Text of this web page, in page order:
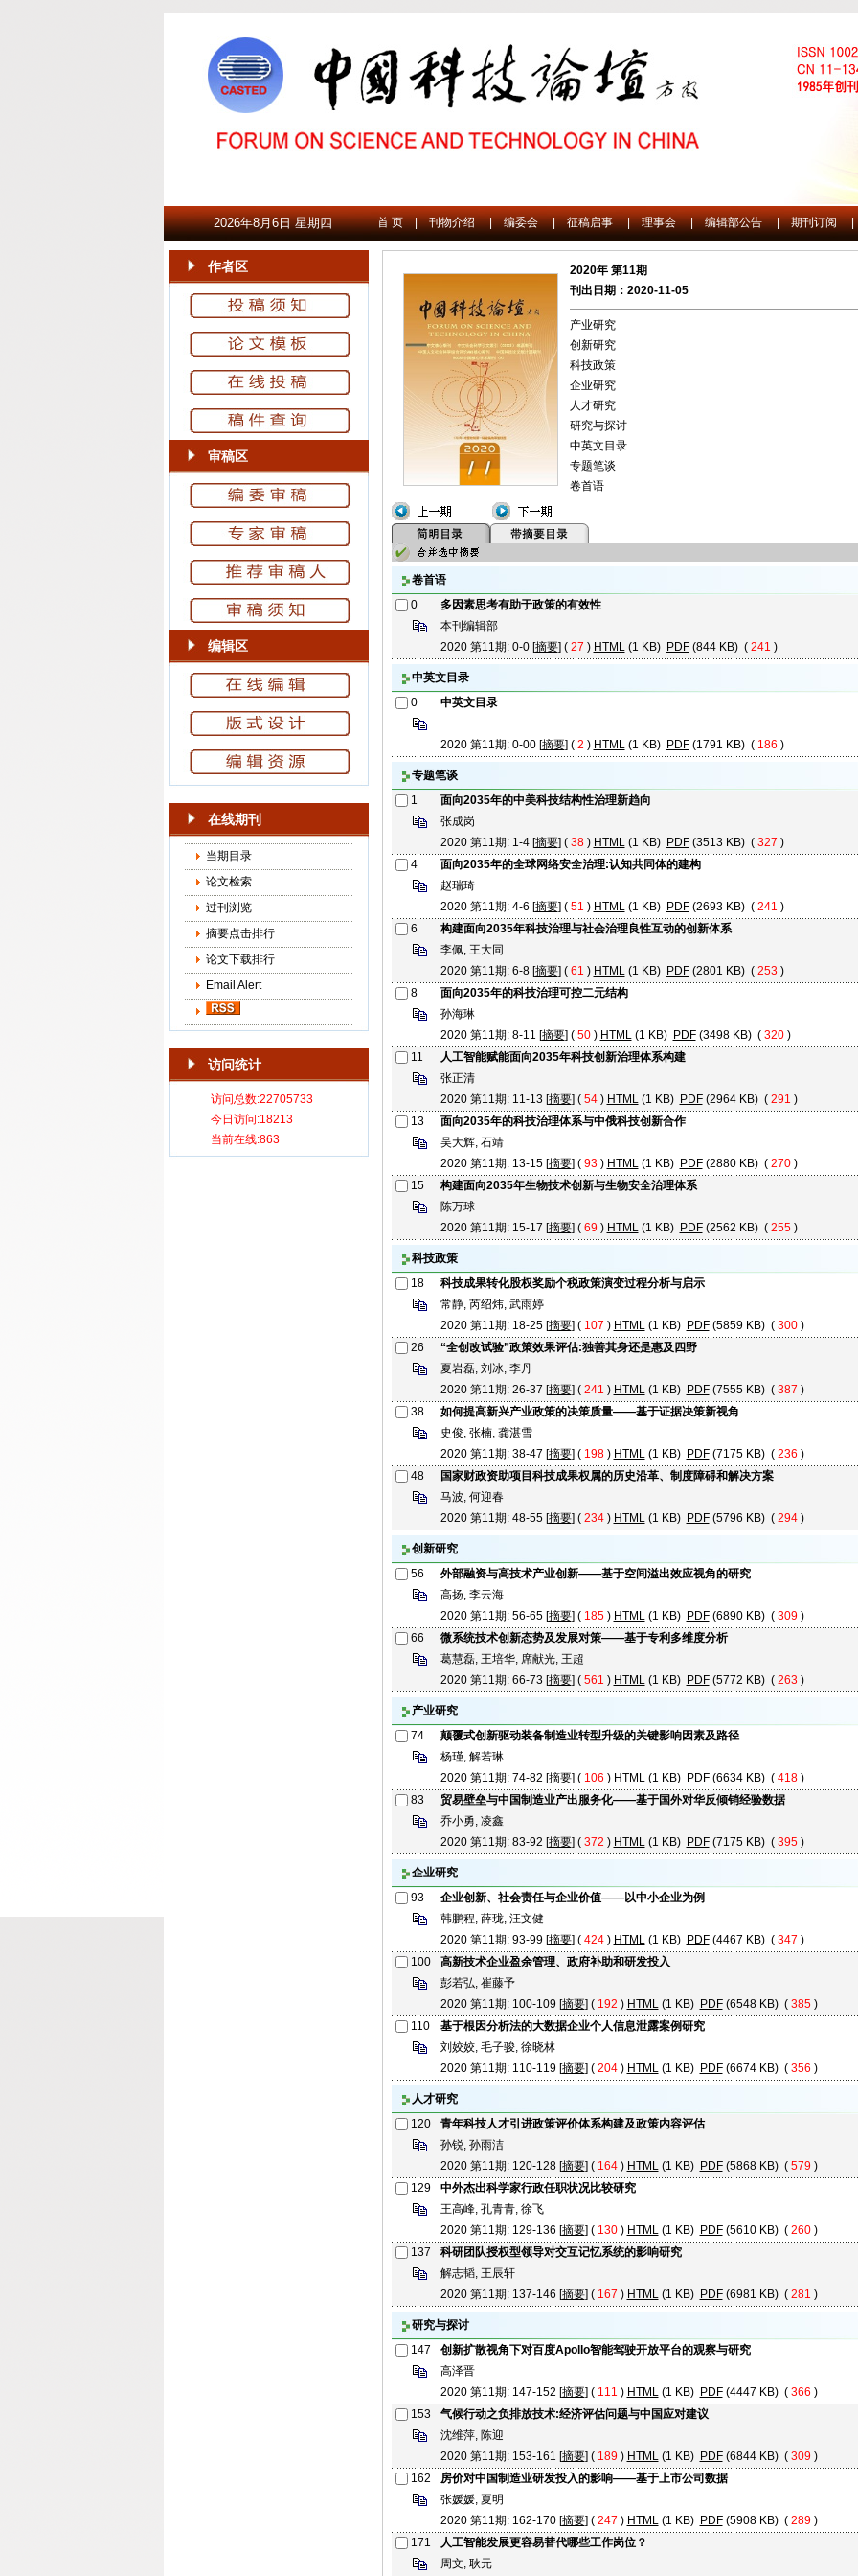
2026年8月6日 星期四 首 页 | 刊物介绍 | 编委会 | 征稿启事 | 理事会 | 编辑部公告 | 期刊订阅 |
作者区
审稿区
编辑区
在线期刊
当期目录
论文检索
过刊浏览
摘要点击排行
论文下载排行
Email Alert
访问统计
2020年 第11期
刊出日期：2020-11-05
产业研究
创新研究
科技政策
企业研究
人才研究
研究与探讨
中英文目录
专题笔谈
卷首语
卷首语
0
多因素思考有助于政策的有效性
本刊编辑部
2020 第11期: 0-0 [摘要] (27 ) HTML(1 KB) PDF(844 KB) ( 241 )
中英文目录
0
中英文目录
2020 第11期: 0-00 [摘要] (2 ) HTML(1 KB) PDF(1791 KB) ( 186 )
专题笔谈
1
面向2035年的中美科技结构性治理新趋向
张成岗
2020 第11期: 1-4 [摘要] (38) HTML(1 KB) PDF(3513 KB) ( 327 )
4
面向2035年的全球网络安全治理:认知共同体的建构
赵瑞琦
2020 第11期: 4-6 [摘要] (51 ) HTML(1 KB) PDF(2693 KB) ( 241 )
6
构建面向2035年科技治理与社会治理良性互动的创新体系
李佩, 王大同
2020 第11期: 6-8 [摘要] (61 ) HTML(1 KB) PDF(2801 KB) ( 253 )
8
面向2035年的科技治理可控二元结构
孙海琳
2020 第11期: 8-11 [摘要] (50) HTML(1 KB) PDF(3498 KB) ( 320 )
11
人工智能赋能面向2035年科技创新治理体系构建
张正清
2020 第11期: 11-13 [摘要] (54) HTML(1 KB) PDF(2964 KB) ( 291 )
13
面向2035年的科技治理体系与中俄科技创新合作
吴大辉, 石靖
2020 第11期: 13-15 [摘要] (93) HTML(1 KB) PDF(2880 KB) ( 270 )
15
构建面向2035年生物技术创新与生物安全治理体系
陈万球
2020 第11期: 15-17 [摘要] (69 ) HTML(1 KB) PDF(2562 KB) ( 255 )
科技政策
18
科技成果转化股权奖励个税政策演变过程分析与启示
常静, 芮绍炜, 武雨婷
2020 第11期: 18-25 [摘要] (107 ) HTML(1 KB) PDF(5859 KB) ( 300 )
26
“全创改试验”政策效果评估:独善其身还是惠及四野
夏岩磊, 刘冰, 李丹
2020 第11期: 26-37 [摘要] (241 ) HTML(1 KB) PDF(7555 KB) ( 387 )
38
如何提高新兴产业政策的决策质量——基于证据决策新视角
史俊, 张楠, 龚湛雪
2020 第11期: 38-47 [摘要] (198) HTML(1 KB) PDF(7175 KB) ( 236 )
48
国家财政资助项目科技成果权属的历史沿革、制度障碍和解决方案
马波, 何迎春
2020 第11期: 48-55 [摘要] (234) HTML(1 KB) PDF(5796 KB) ( 294 )
创新研究
56
外部融资与高技术产业创新——基于空间溢出效应视角的研究
高扬, 李云海
2020 第11期: 56-65 [摘要] (185) HTML(1 KB) PDF(6890 KB) ( 309 )
66
微系统技术创新态势及发展对策——基于专利多维度分析
葛慧磊, 王培华, 席献光, 王超
2020 第11期: 66-73 [摘要] (561 ) HTML(1 KB) PDF(5772 KB) ( 263 )
产业研究
74
颠覆式创新驱动装备制造业转型升级的关键影响因素及路径
杨瑾, 解若琳
2020 第11期: 74-82 [摘要] (106 ) HTML(1 KB) PDF(6634 KB) ( 418 )
83
贸易壁垒与中国制造业产出服务化——基于国外对华反倾销经验数据
乔小勇, 凌鑫
2020 第11期: 83-92 [摘要] (372 ) HTML(1 KB) PDF(7175 KB) ( 395 )
企业研究
93
企业创新、社会责任与企业价值——以中小企业为例
韩鹏程, 薛珑, 汪文健
2020 第11期: 93-99 [摘要] (424) HTML(1 KB) PDF(4467 KB) ( 347 )
100
高新技术企业盈余管理、政府补助和研发投入
彭若弘, 崔藤予
2020 第11期: 100-109 [摘要] (192 ) HTML(1 KB) PDF(6548 KB) ( 385 )
110
基于根因分析法的大数据企业个人信息泄露案例研究
刘姣姣, 毛子骏, 徐晓林
2020 第11期: 110-119 [摘要] (204) HTML(1 KB) PDF(6674 KB) ( 356 )
人才研究
120
青年科技人才引进政策评价体系构建及政策内容评估
孙锐, 孙雨洁
2020 第11期: 120-128 [摘要] (164) HTML(1 KB) PDF(5868 KB) ( 579 )
129
中外杰出科学家行政任职状况比较研究
王高峰, 孔青青, 徐飞
2020 第11期: 129-136 [摘要] (130) HTML(1 KB) PDF(5610 KB) ( 260 )
137
科研团队授权型领导对交互记忆系统的影响研究
解志韬, 王辰轩
2020 第11期: 137-146 [摘要] (167 ) HTML(1 KB) PDF(6981 KB) ( 281 )
研究与探讨
147
创新扩散视角下对百度Apollo智能驾驶开放平台的观察与研究
高泽晋
2020 第11期: 147-152 [摘要] (111 ) HTML(1 KB) PDF(4447 KB) ( 366 )
153
气候行动之负排放技术:经济评估问题与中国应对建议
沈维萍, 陈迎
2020 第11期: 153-161 [摘要] (189 ) HTML(1 KB) PDF(6844 KB) ( 309 )
162
房价对中国制造业研发投入的影响——基于上市公司数据
张媛媛, 夏明
2020 第11期: 162-170 [摘要] (247 ) HTML(1 KB) PDF(5908 KB) ( 289 )
171
人工智能发展更容易替代哪些工作岗位？
周文, 耿元